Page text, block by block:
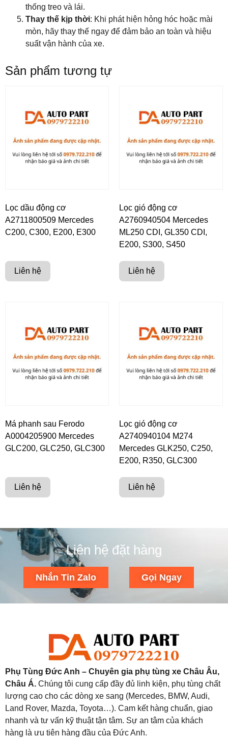
thống treo và lái.
Thay thế kịp thời: Khi phát hiện hỏng hóc hoặc mài
mòn, hãy thay thế ngay để đảm bảo an toàn và hiệu
suất vận hành của xe.
Sản phẩm tương tự
Lọc dầu động cơ
A2711800509 Mercedes
C200, C300, E200, E300
Liên hệ
Lọc gió động cơ
A2760940504 Mercedes
ML250 CDI, GL350 CDI,
E200, S300, S450
Liên hệ
Má phanh sau Ferodo
A0004205900 Mercedes
GLC200, GLC250, GLC300
Liên hệ
Lọc gió động cơ
A2740940104 M274
Mercedes GLK250, C250,
E200, R350, GLC300
Liên hệ
Liên hệ đặt hàng
Nhắn Tin Zalo Gọi Ngay
Phụ Tùng Đức Anh – Chuyên gia phụ tùng xe Châu Âu,
Châu Á. Chúng tôi cung cấp đầy đủ linh kiện, phụ tùng chất
lượng cao cho các dòng xe sang (Mercedes, BMW, Audi,
Land Rover, Mazda, Toyota…). Cam kết hàng chuẩn, giao
nhanh và tư vấn kỹ thuật tận tâm. Sự an tâm của khách
hàng là ưu tiên hàng đầu của Đức Anh.